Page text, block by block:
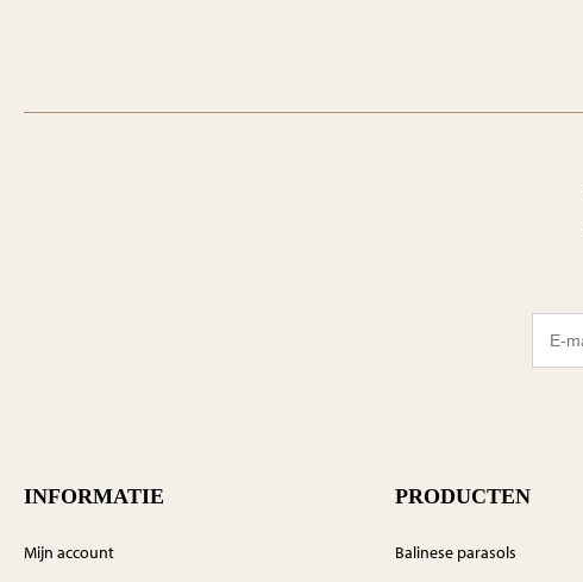
INFORMATIE
Mijn account
PRODUCTEN
Balinese parasols